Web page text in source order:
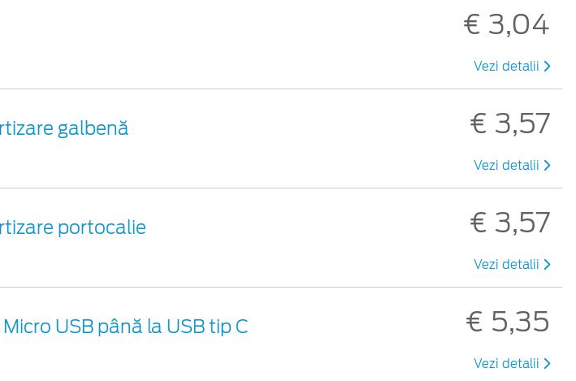
€ 3,04
Vezi detalii
galbenă € 3,57
Vezi detalii
portocalie € 3,57
Vezi detalii
USB până la USB tip C € 5,35
Vezi detalii